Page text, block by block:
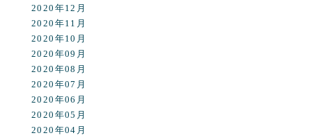
2020年12月
2020年11月
2020年10月
2020年09月
2020年08月
2020年07月
2020年06月
2020年05月
2020年04月